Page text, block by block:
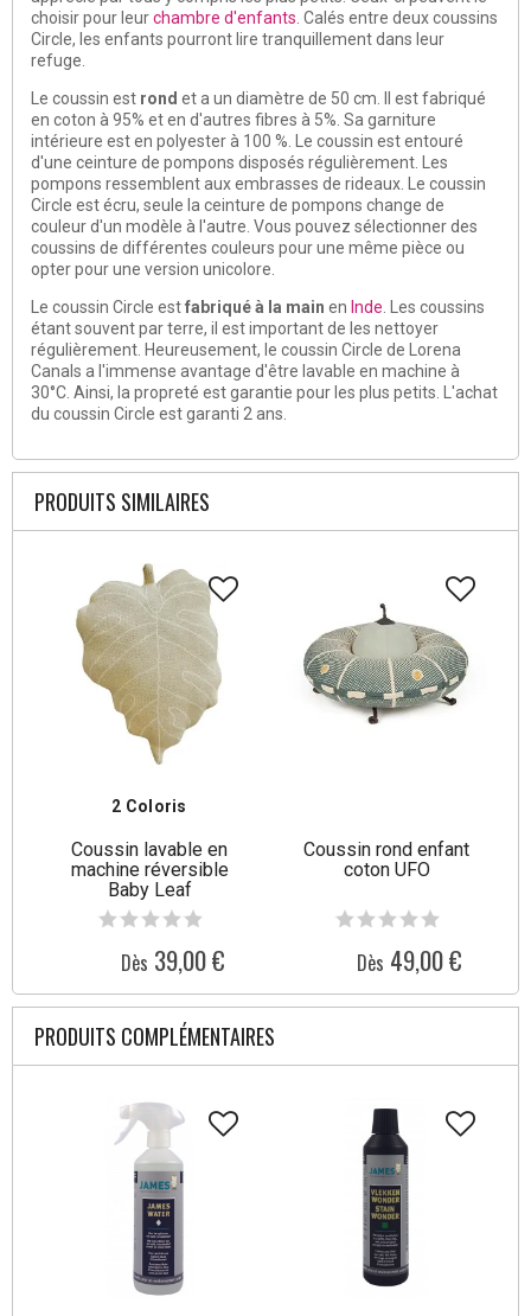
choisir pour leurchambre d'enfants . Calés entre deux coussins
Circle, les enfants pourront lire tranquillement dans leur
refuge.
Le coussin est rond et a un diamètre de 50 cm. Il est fabriqué
en coton à 95% et en d'autres fibres à 5%. Sa garniture
intérieure est en polyester à 100 %. Le coussin est entouré
d'une ceinture de pompons disposés régulièrement. Les
pompons ressemblent aux embrasses de rideaux. Le coussin
Circle est écru, seule la ceinture de pompons change de
couleur d'un modèle à l'autre. Vous pouvez sélectionner des
coussins de différentes couleurs pour une même pièce ou
opter pour une version unicolore.
Le coussin Circle estfabriqué à la main en Inde . Les coussins
étant souvent par terre, il est important de les nettoyer
régulièrement. Heureusement, le coussin Circle de Lorena
Canals a l'immense avantage d'être lavable en machine à
30°C. Ainsi, la propreté est garantie pour les plus petits. L'achat
du coussin Circle est garanti 2 ans.
PRODUITS SIMILAIRES
2 Coloris
Coussin lavable en
machine réversible
Baby Leaf
Dès 39,00 €
Coussin rond enfant
coton UFO
Dès 49,00 €
PRODUITS COMPLÉMENTAIRES